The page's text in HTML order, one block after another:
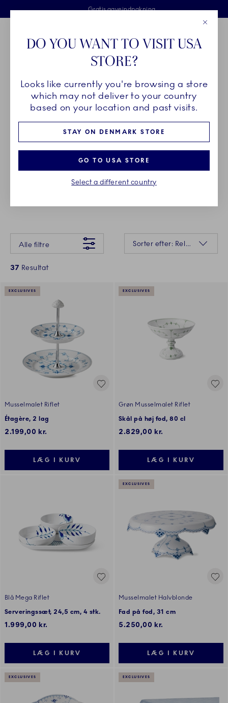
Skip Navigation
Fri levering ved køb over 500 kr. og fri retur
Gratis gaveindpakning
2 års brudgaranti
Royal Copenhagen
Breadcrumb Headlinesss
HjemGAVER Gaveguide Gaver op til 5000,-
GAVER OP TIL 5000KR
man kan samles om gennem generationer – et
unikt stykke porcelæn der vil blive til et elsket
Der gik desværre noget galt Prøv venligst igen senere
Alle filtre
Sorter efter: Relevans
37 Resultat
EXCLUSIVES
Musselmalet Riflet
Étagère, 2 lag
2.199,00 kr.
LÆG I KURV
EXCLUSIVES
Grøn Musselmalet Riflet
Skål på høj fod, 80 cl
2.829,00 kr.
LÆG I KURV
Blå Mega Riflet
Serveringssæt, 24,5 cm, 4 stk.
1.999,00 kr.
LÆG I KURV
EXCLUSIVES
Musselmalet Halvblonde
Fad på fod, 31 cm
5.250,00 kr.
LÆG I KURV
EXCLUSIVES EXCLUSIVES
DO YOU WANT TO VISIT USA
STORE?
Looks like currently you're browsing a store
which may not deliver to your country
based on your location and past visits.
STAY ON DENMARK STORE
GO TO USA STORE
Select a different country